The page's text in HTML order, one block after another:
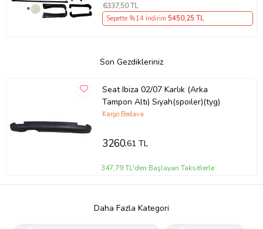
6337,50 TL
Sepette %14 İndirim 5450,25 TL
Son Gezdikleriniz
Seat Ibiza 02/07 Karlık (Arka
Tampon Altı) Sıyah(spoıler)(tyg)
Kargo Bedava
3260,61 TL
347,79 TL'den Başlayan Taksitlerle
Daha Fazla Kategori